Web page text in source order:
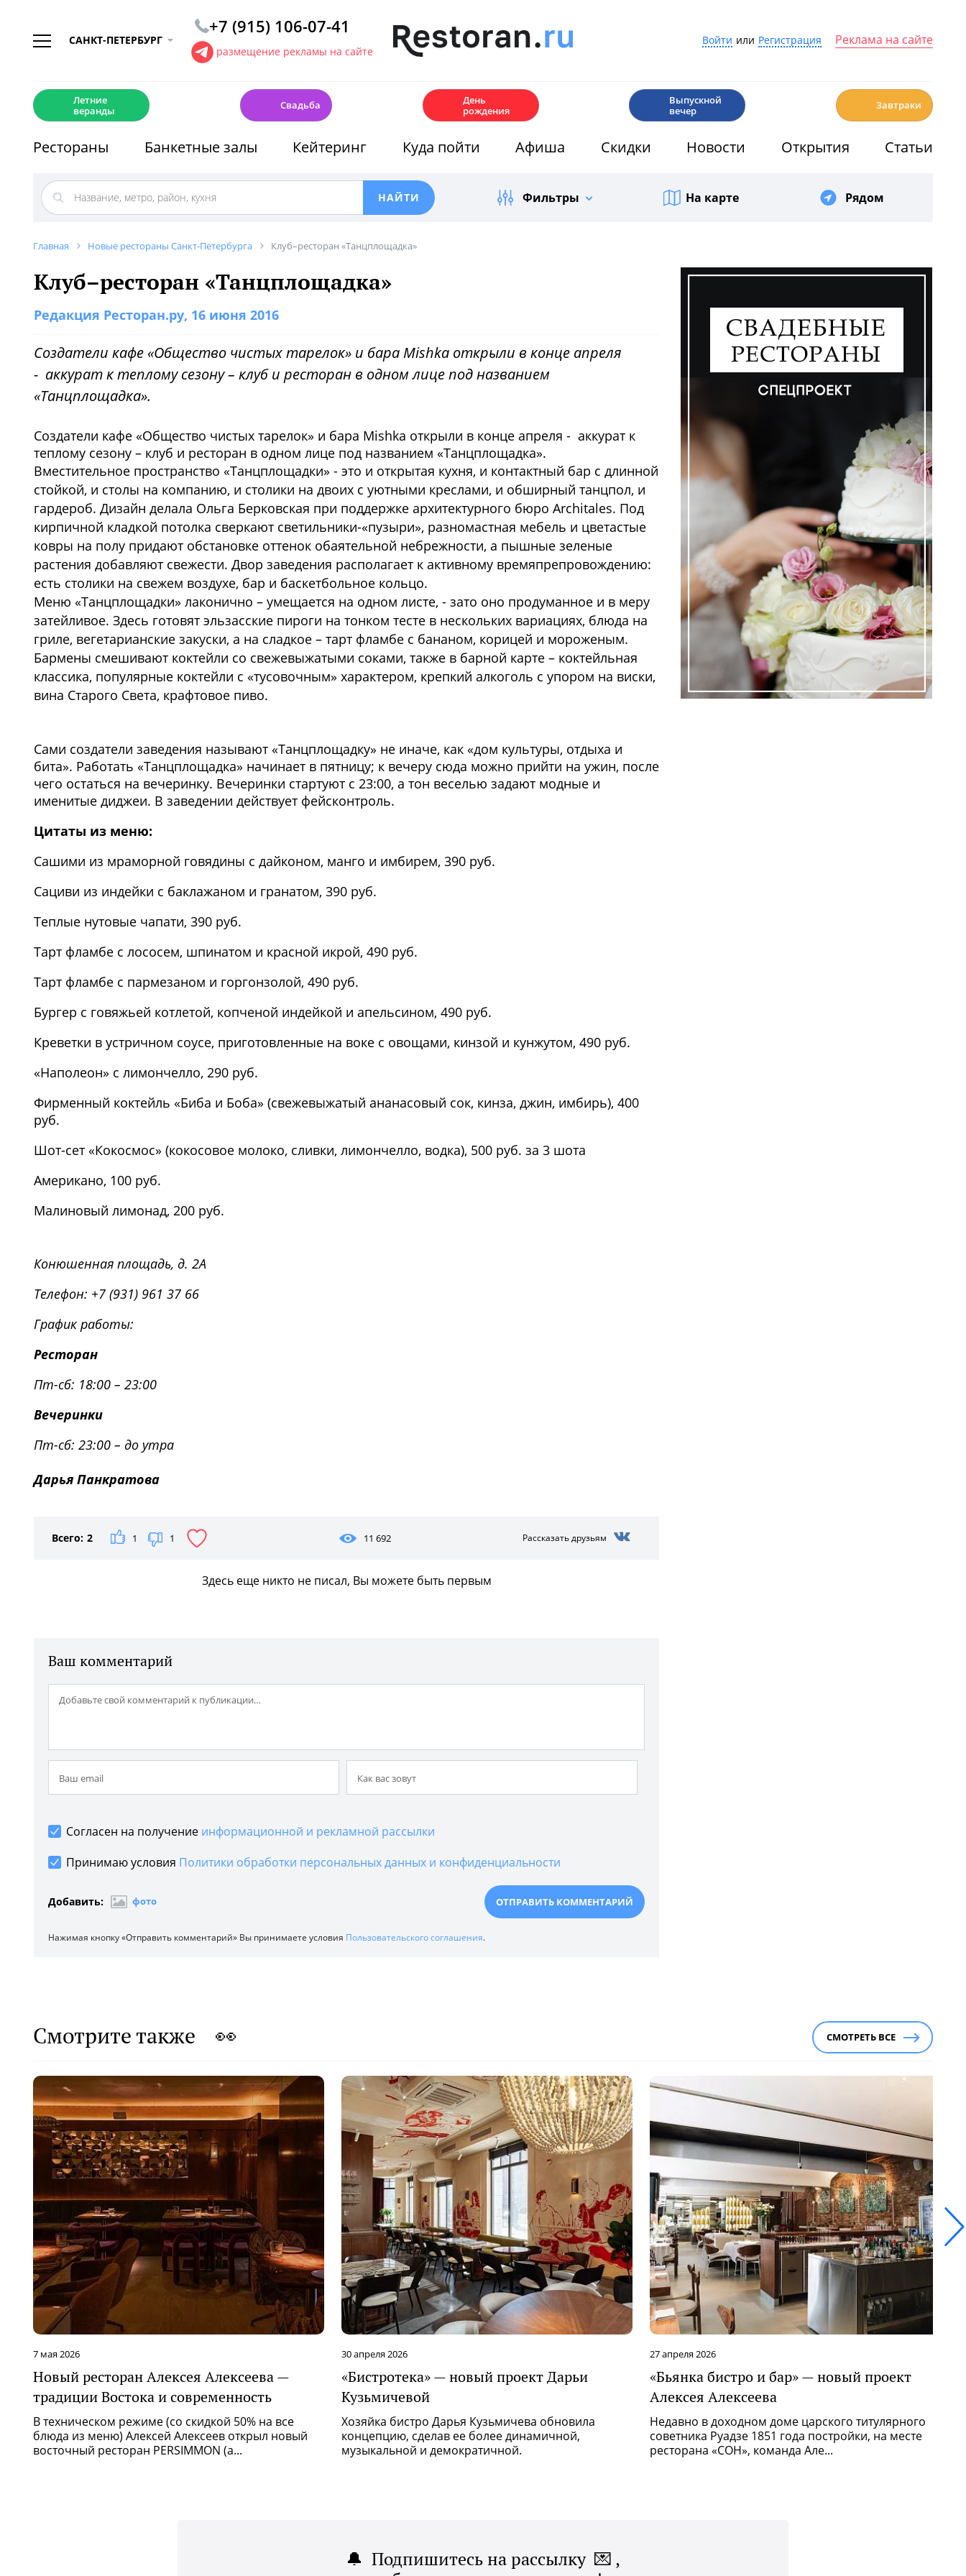
САНКТ-ПЕТЕРБУРГ
+7 (915) 106-07-41
размещение рекламы на сайте
Войти или Регистрация Реклама на сайте
Летние
веранды
Свадьба
День
рождения
Выпускной
вечер
Завтраки
Рестораны Банкетные залы Кейтеринг Куда пойти Афиша Скидки Новости Открытия Статьи
Фильтры На карте Рядом
Главная Новые рестораны Санкт-Петербурга Клуб–ресторан «Танцплощадка»
Клуб–ресторан «Танцплощадка»
Редакция Ресторан.ру, 16 июня 2016
Создатели кафе «Общество чистых тарелок» и бара Mishka открыли в конце апреля
- аккурат к теплому сезону – клуб и ресторан в одном лице под названием
«Танцплощадка».
Создатели кафе «Общество чистых тарелок» и бара Mishka открыли в конце апреля - аккурат к
теплому сезону – клуб и ресторан в одном лице под названием «Танцплощадка».
Вместительное пространство «Танцплощадки» - это и открытая кухня, и контактный бар с длинной
стойкой, и столы на компанию, и столики на двоих с уютными креслами, и обширный танцпол, и
гардероб. Дизайн делала Ольга Берковская при поддержке архитектурного бюро Architales. Под
кирпичной кладкой потолка сверкают светильники-«пузыри», разномастная мебель и цветастые
ковры на полу придают обстановке оттенок обаятельной небрежности, а пышные зеленые
растения добавляют свежести. Двор заведения располагает к активному времяпрепровождению:
есть столики на свежем воздухе, бар и баскетбольное кольцо.
Меню «Танцплощадки» лаконично – умещается на одном листе, - зато оно продуманное и в меру
затейливое. Здесь готовят эльзасские пироги на тонком тесте в нескольких вариациях, блюда на
гриле, вегетарианские закуски, а на сладкое – тарт фламбе с бананом, корицей и мороженым.
Бармены смешивают коктейли со свежевыжатыми соками, также в барной карте – коктейльная
классика, популярные коктейли с «тусовочным» характером, крепкий алкоголь с упором на виски,
вина Старого Света, крафтовое пиво.
1/3
Сами создатели заведения называют «Танцплощадку» не иначе, как «дом культуры, отдыха и
бита». Работать «Танцплощадка» начинает в пятницу; к вечеру сюда можно прийти на ужин, после
чего остаться на вечеринку. Вечеринки стартуют с 23:00, а тон веселью задают модные и
именитые диджеи. В заведении действует фейсконтроль.
Цитаты из меню:
Сашими из мраморной говядины с дайконом, манго и имбирем, 390 руб.
Сациви из индейки с баклажаном и гранатом, 390 руб.
Теплые нутовые чапати, 390 руб.
Тарт фламбе с лососем, шпинатом и красной икрой, 490 руб.
Тарт фламбе с пармезаном и горгонзолой, 490 руб.
Бургер с говяжьей котлетой, копченой индейкой и апельсином, 490 руб.
Креветки в устричном соусе, приготовленные на воке с овощами, кинзой и кунжутом, 490 руб.
«Наполеон» с лимончелло, 290 руб.
Фирменный коктейль «Биба и Боба» (свежевыжатый ананасовый сок, кинза, джин, имбирь), 400
руб.
Шот-сет «Кокосмос» (кокосовое молоко, сливки, лимончелло, водка), 500 руб. за 3 шота
Американо, 100 руб.
Малиновый лимонад, 200 руб.
1/3
Конюшенная площадь, д. 2A
Телефон: +7 (931) 961 37 66
График работы:
Ресторан
Пт-сб: 18:00 – 23:00
Вечеринки
Пт-сб: 23:00 – до утра
Дарья Панкратова
Всего: 2 1 1 11 692 Рассказать друзьям
Здесь еще никто не писал, Вы можете быть первым
Ваш комментарий
Согласен на получение информационной и рекламной рассылки
Принимаю условия Политики обработки персональных данных и конфиденциальности
Добавить: фото
Нажимая кнопку «Отправить комментарий» Вы принимаете условия Пользовательского соглашения.
Смотрите также 👀 СМОТРЕТЬ ВСЕ
7 мая 2026
Новый ресторан Алексея Алексеева —
традиции Востока и современность
В техническом режиме (со скидкой 50% на все
блюда из меню) Алексей Алексеев открыл новый
восточный ресторан PERSIMMON (а...
30 апреля 2026
«Бистротека» — новый проект Дарьи
Кузьмичевой
Хозяйка бистро Дарья Кузьмичева обновила
концепцию, сделав ее более динамичной,
музыкальной и демократичной.
27 апреля 2026
«Бьянка бистро и бар» — новый проект
Алексея Алексеева
Недавно в доходном доме царского титулярного
советника Руадзе 1851 года постройки, на месте
ресторана «СОН», команда Але...
🔔 Подпишитесь на рассылку 💌 ,